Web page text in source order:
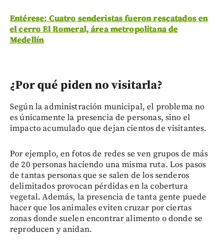
Entérese: Cuatro senderistas fueron rescatados en
el cerro El Romeral, área metropolitana de
Medellín
¿Por qué piden no visitarla?
Según la administración municipal, el problema no
es únicamente la presencia de personas, sino el
impacto acumulado que dejan cientos de visitantes.
Por ejemplo, en fotos de redes se ven grupos de más
de 20 personas haciendo una misma ruta. Los pasos
de tantas personas que se salen de los senderos
delimitados provocan pérdidas en la cobertura
vegetal. Además, la presencia de tanta gente puede
hacer que los animales eviten cruzar por ciertas
zonas donde suelen encontrar alimento o donde se
reproducen y anidan.